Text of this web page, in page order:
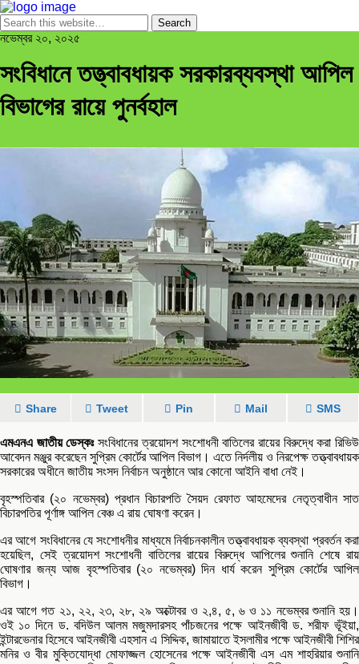
নভেম্বর ২০, ২০২৫
সংবিধানে তত্ত্বাবধায়ক সরকারব্যবস্থা আপিল
বিভাগের রায়ে পুনর্বহাল
Share Tweet Pin Mail SMS
এমএনএ জাতীয় ডেস্কঃসংবিধানের ত্রয়োদশ সংশোধনী বাতিলের রায়ের বিরুদ্ধে করা রিভিউ
আবেদন মঞ্জুর করেছেন সুপ্রিম কোর্টের আপিল বিভাগ। এতে নির্দলীয় ও নিরপেক্ষ তত্ত্বাবধায়ক
সরকারের অধীনে জাতীয় সংসদ নির্বাচন অনুষ্ঠানে আর কোনো আইনি বাধা নেই।
বৃহস্পতিবার (২০ নভেম্বর) প্রধান বিচারপতি সৈয়দ রেফাত আহমেদের নেতৃত্বাধীন সাত
বিচারপতির পূর্ণাঙ্গ আপিল বেঞ্চ এ রায় ঘোষণা করেন।
এর আগে সংবিধানের যে সংশোধনীর মাধ্যমে নির্বাচনকালীন তত্ত্বাবধায়ক ব্যবস্থা প্রবর্তন করা
হয়েছিল, সেই ত্রয়োদশ সংশোধনী বাতিলের রায়ের বিরুদ্ধে আপিলের শুনানি শেষে রায়
ঘোষণার জন্য আজ বৃহস্পতিবার (২০ নভেম্বর) দিন ধার্য করেন সুপ্রিম কোর্টের আপিল
বিভাগ।
এর আগে গত ২১, ২২, ২৩, ২৮, ২৯ অক্টোবর ও ২,৪, ৫, ৬ ও ১১ নভেম্বর শুনানি হয়।
ওই ১০ দিনে ড. বদিউল আলম মজুমদারসহ পাঁচজনের পক্ষে আইনজীবী ড. শরীফ ভূঁইয়া,
ইন্টারভেনার হিসেবে আইনজীবী এহসান এ সিদ্দিক, জামায়াতে ইসলামীর পক্ষে আইনজীবী শিশির
মনির ও বীর মুক্তিযোদ্ধা মোফাজ্জল হোসেনের পক্ষে আইনজীবী এস এম শাহরিয়ার শুনানি